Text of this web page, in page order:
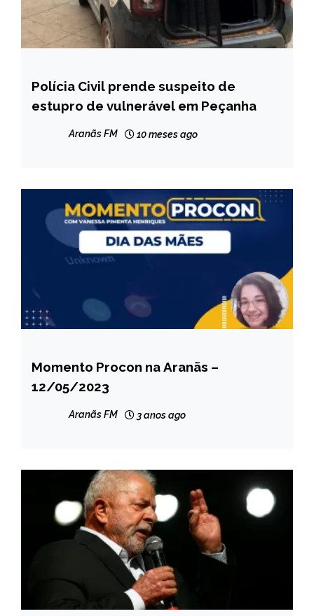
MINAS
GERAIS
NOTÍCIAS
Polícia Civil prende suspeito de
estupro de vulnerável em Peçanha
Aranãs FM 10 meses ago
CAPELINHA
NOTÍCIAS
Momento Procon na Aranãs –
12/05/2023
Aranãs FM 3 anos ago